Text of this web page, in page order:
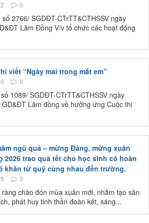
0
2766/ SGDĐT-CTrTT&CTHSSV ngày
Lâm Đồng V/v tổ chức các hoạt động
viết “Ngày mai trong mắt em”
0
1089/ SGDĐT-CTrTT&CTHSSV ngày
Lâm đồng về hưởng ứng Cuộc thi
ngũ quả – mừng Đảng, mừng xuân
2026 trao quà tết cho học sinh có hoàn
khăn từ quỹ cùng nhau đến trường.
0
chào đón mùa xuân mới, nhằm tạo sân
phát huy tinh thần đoàn kết, sáng...